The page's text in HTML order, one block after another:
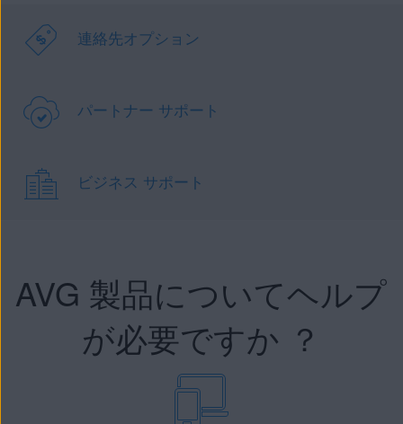
連絡先オプション
パートナー サポート
ビジネス サポート
AVG 製品についてヘルプ
が必要ですか ？